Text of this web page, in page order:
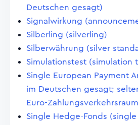
Deutschen gesagt)
Signalwirkung
Silberling (silverling)
Silberwährung (silver
Simulationstest (simulation
Single European Payment
im Deutschen gesagt;
Euro-
Single Hedge-Fonds